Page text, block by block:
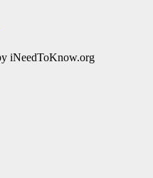
iNeedToKnow.org